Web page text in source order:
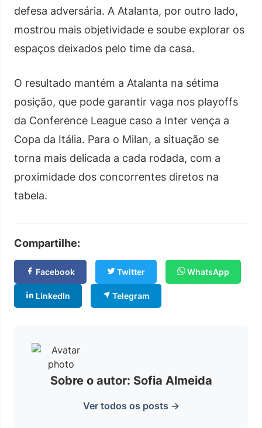
defesa adversária. A Atalanta, por outro lado,
mostrou mais objetividade e soube explorar os
espaços deixados pelo time da casa.
O resultado mantém a Atalanta na sétima
posição, que pode garantir vaga nos playoffs
da Conference League caso a Inter vença a
Copa da Itália. Para o Milan, a situação se
torna mais delicada a cada rodada, com a
proximidade dos concorrentes diretos na
tabela.
Compartilhe:
Facebook Twitter WhatsApp
LinkedIn Telegram
Sobre o autor: Sofia Almeida
Ver todos os posts →